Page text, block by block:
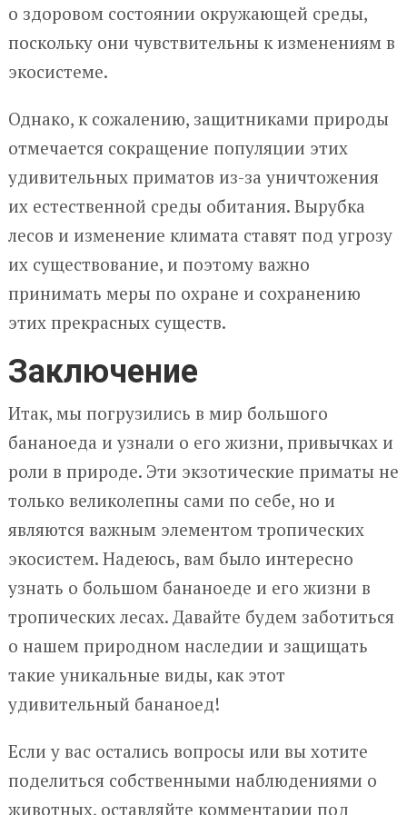
о здоровом состоянии окружающей среды,
поскольку они чувствительны к изменениям в
экосистеме.
Однако, к сожалению, защитниками природы
отмечается сокращение популяции этих
удивительных приматов из-за уничтожения
их естественной среды обитания. Вырубка
лесов и изменение климата ставят под угрозу
их существование, и поэтому важно
принимать меры по охране и сохранению
этих прекрасных существ.
Заключение
Итак, мы погрузились в мир большого
бананоеда и узнали о его жизни, привычках и
роли в природе. Эти экзотические приматы не
только великолепны сами по себе, но и
являются важным элементом тропических
экосистем. Надеюсь, вам было интересно
узнать о большом бананоеде и его жизни в
тропических лесах. Давайте будем заботиться
о нашем природном наследии и защищать
такие уникальные виды, как этот
удивительный бананоед!
Если у вас остались вопросы или вы хотите
поделиться собственными наблюдениями о
животных, оставляйте комментарии под